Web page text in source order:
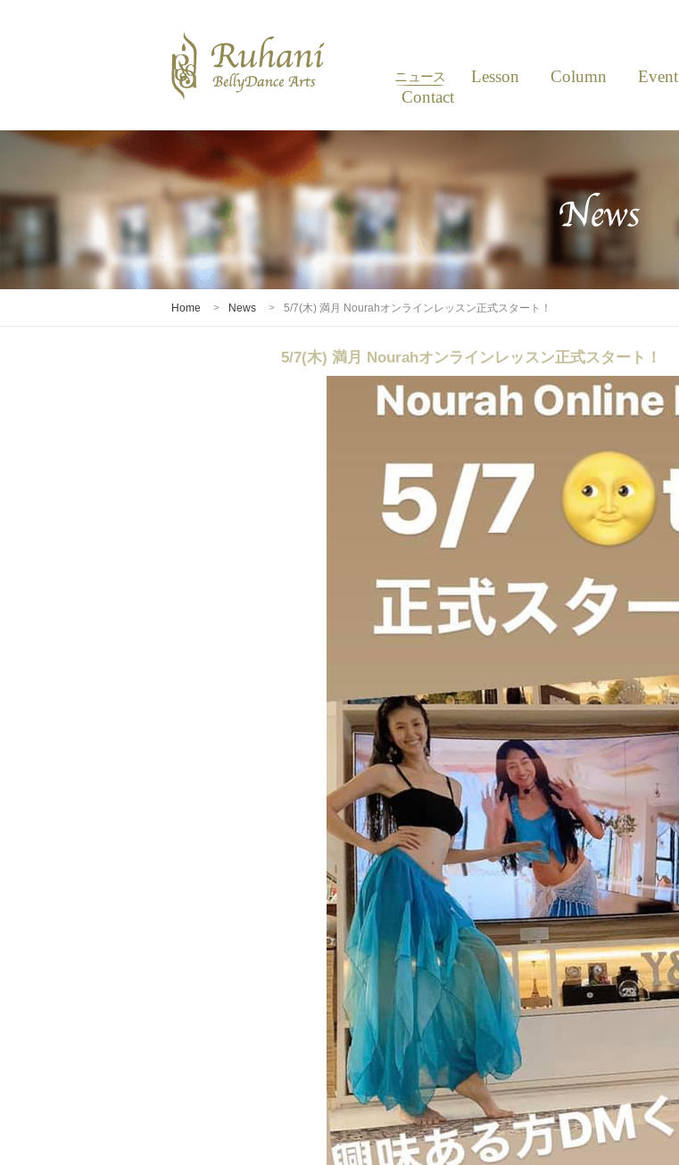
News
ニュース Lesson Column Event
Contact
Home News 5/7(木) 満月 Nourahオンラインレッスン正式スタート！
5/7(木) 満月 Nourahオンラインレッスン正式スタート！